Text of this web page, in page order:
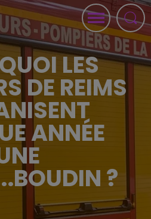
LES
DE REIMS
ANNÉE
?